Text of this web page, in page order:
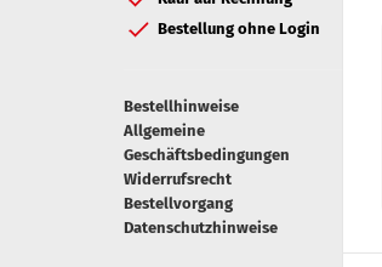
Bestellung ohne Login
Bestellhinweise
Allgemeine
Geschäftsbedingungen
Widerrufsrecht
Bestellvorgang
Datenschutzhinweise